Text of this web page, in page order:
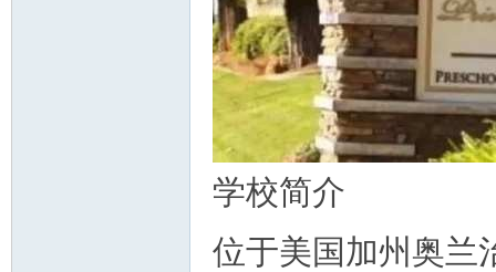
学校简介
位于美国加州奥兰